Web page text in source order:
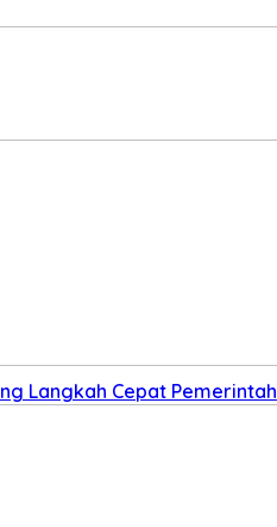
Langkah Cepat Pemerintah